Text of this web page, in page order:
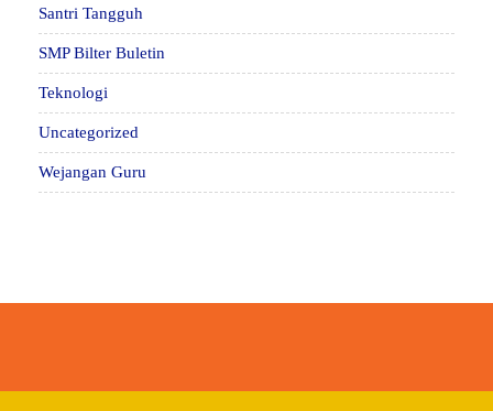
Santri Tangguh
SMP Bilter Buletin
Teknologi
Uncategorized
Wejangan Guru